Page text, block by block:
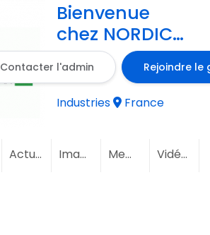
Bienvenue
chez NORDIC
PHARMA .
Contacter l'admin Rejoindre le
Industries France
Actualités Images Membres (1)Vidéos